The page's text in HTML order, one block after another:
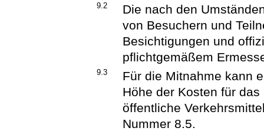
9.2
Die nach den
von Besuchern und
Besichtigungen und
pflichtgemäßem
9.3
Für die Mitnahme kann
Höhe der Kosten für
öffentliche
Nummer 8.5.